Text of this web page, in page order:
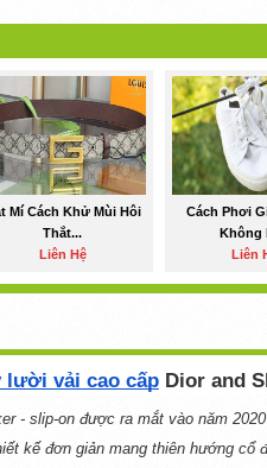
Mí Cách Khử Mùi Hôi
Thắt...
Liên Hệ
Cách Phơi
Không
Liên
lười vải cao cấp Dior and
- slip-on được ra mắt vào năm
kế đơn giản mang thiên hướng cổ